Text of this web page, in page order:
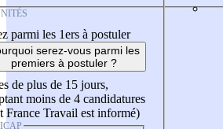
parmi les 1ers à postuler
serez-vous parmi les
premiers à postuler ?
de plus de 15 jours,
moins de 4 candidatures
France Travail est informé)